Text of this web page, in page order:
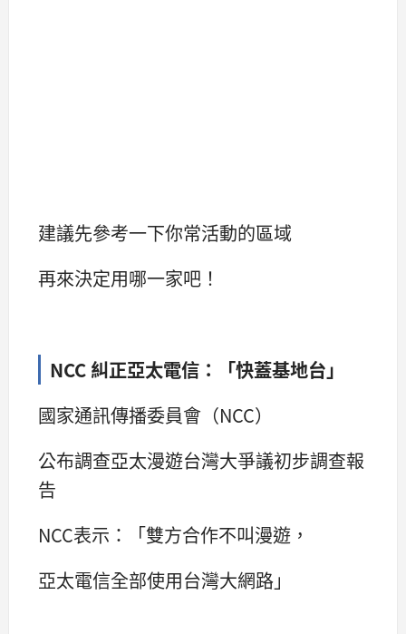
建議先參考一下你常活動的區域
再來決定用哪一家吧！
NCC 糾正亞太電信：「快蓋基地台」
國家通訊傳播委員會（NCC）
公布調查亞太漫遊台灣大爭議初步調查報
告
NCC表示：「雙方合作不叫漫遊，
亞太電信全部使用台灣大網路」